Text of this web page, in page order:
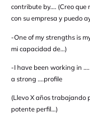
contribute by…. (Creo
con su empresa y puedo
-One of my strengths is
mi capacidad de…)
-I have been working in
a strong ….profile
(Llevo X años trabajando
potente perfil…)